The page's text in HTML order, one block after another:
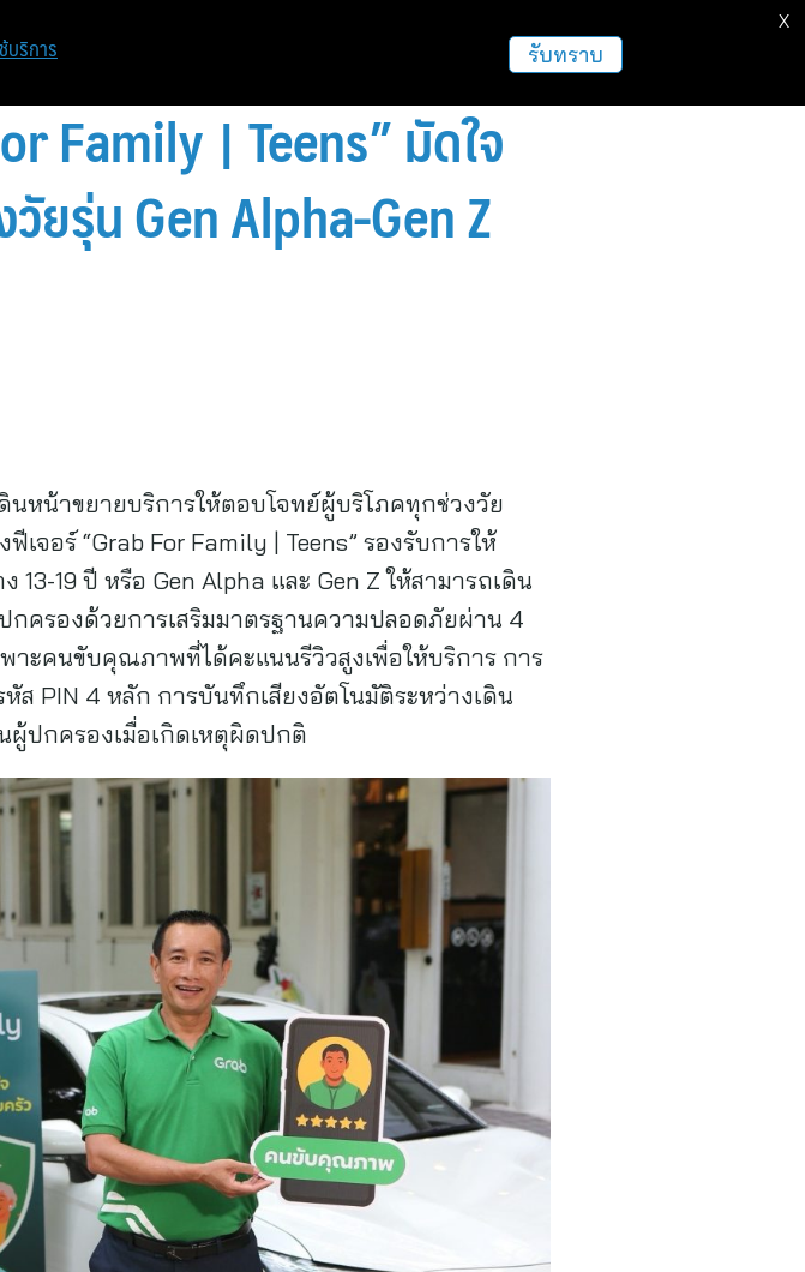
ยว ฝากข่าวประชาสัมพันธ์
Family | Teens” มัดใจ
ยรุ่น Gen Alpha-Gen Z
นหน้าขยายบริการให้ตอบโจทย์ผู้บริโภคทุกช่วงวัย
จอร์ “Grab For Family | Teens” รองรับการให้
19 ปี หรือ Gen Alpha และ Gen Z ให้สามารถเดิน
ครองด้วยการเสริมมาตรฐานความปลอดภัยผ่าน 4
ะคนขับคุณภาพที่ได้คะแนนรีวิวสูงเพื่อให้บริการ การ
PIN 4 หลัก การบันทึกเสียงอัตโนมัติระหว่างเดิน
ผู้ปกครองเมื่อเกิดเหตุผิดปกติ
บริการ รับทราบ
X